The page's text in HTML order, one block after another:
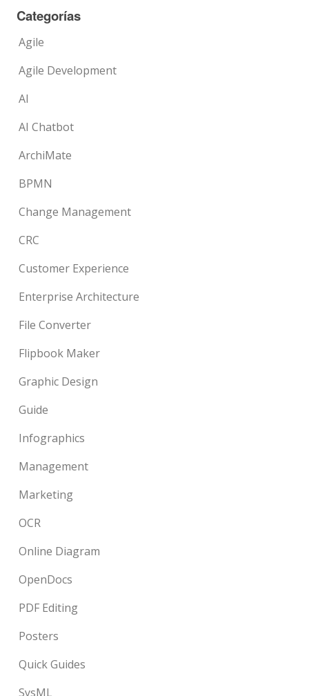
Categorías
Agile
Agile Development
AI
AI Chatbot
ArchiMate
BPMN
Change Management
CRC
Customer Experience
Enterprise Architecture
File Converter
Flipbook Maker
Graphic Design
Guide
Infographics
Management
Marketing
OCR
Online Diagram
OpenDocs
PDF Editing
Posters
Quick Guides
SysML